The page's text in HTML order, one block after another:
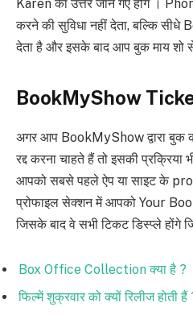
Karen का उत्तर जान गए होंगे ।
करने की सुविधा नहीं देता, बल्कि
देता है और इसके बाद आप बुक माय
BookMyShow
अगर आप BookMyShow द्वारा बुक
रद्द करना चाहते हैं तो इसकी
आपको सबसे पहले ऐप या साइट के
प्रोफाइल सेक्शन में आपको Your
जिसके बाद वे सभी टिकट डिस्प्ले होंगे
Box Office Collection क्या है ?
फिल्में शुक्रवार को क्यों रिलीज होती हैं